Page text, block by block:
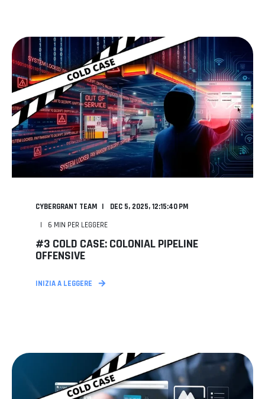
CYBERGRANT TEAM
DEC 5, 2025, 12:15:40 PM
6 MIN PER LEGGERE
#3 COLD CASE: COLONIAL PIPELINE
OFFENSIVE
INIZIA A LEGGERE